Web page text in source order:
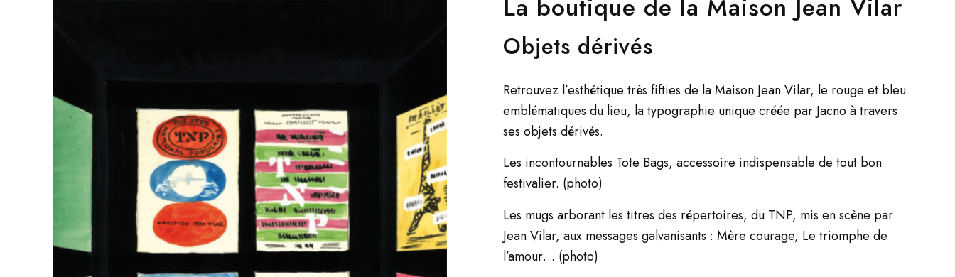
La boutique de la Maison Jean Vilar
Objets dérivés
Retrouvez l’esthétique très fifties de la Maison Jean Vilar, le rouge et bleu
emblématiques du lieu, la typographie unique créée par Jacno à travers
ses objets dérivés.
Les incontournables Tote Bags, accessoire indispensable de tout bon
festivalier. (photo)
Les mugs arborant les titres des répertoires, du TNP, mis en scène par
Jean Vilar, aux messages galvanisants : Mère courage, Le triomphe de
l’amour… (photo)